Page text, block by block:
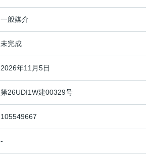
一般媒介
未完成
2026年11月5日
第26UDI1W建00329号
105549667
-